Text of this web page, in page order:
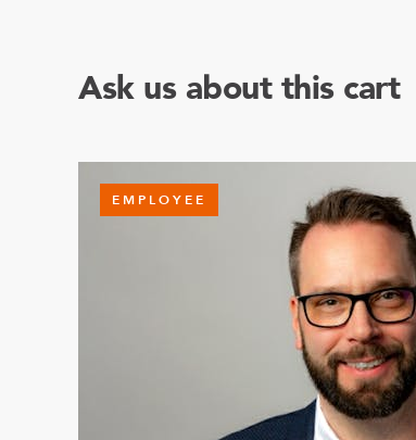
Ask us about this cart
EMPLOYEE